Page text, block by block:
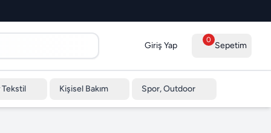
Giriş Yap
0
Sepetim
Tekstil Kişisel Bakım Spor, Outdoor